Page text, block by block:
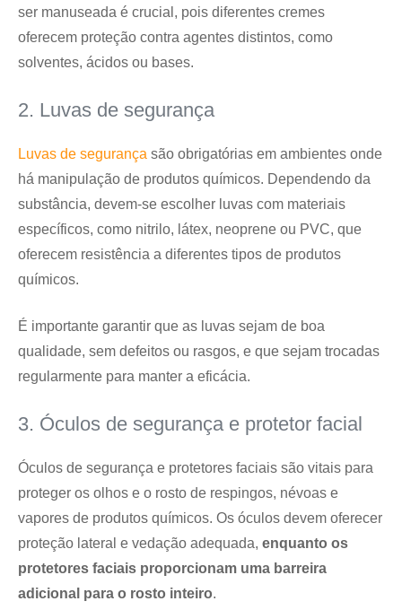
ser manuseada é crucial, pois diferentes cremes
oferecem proteção contra agentes distintos, como
solventes, ácidos ou bases.
2. Luvas de segurança
Luvas de segurança são obrigatórias em ambientes onde
há manipulação de produtos químicos. Dependendo da
substância, devem-se escolher luvas com materiais
específicos, como nitrilo, látex, neoprene ou PVC, que
oferecem resistência a diferentes tipos de produtos
químicos.
É importante garantir que as luvas sejam de boa
qualidade, sem defeitos ou rasgos, e que sejam trocadas
regularmente para manter a eficácia.
3. Óculos de segurança e protetor facial
Óculos de segurança e protetores faciais são vitais para
proteger os olhos e o rosto de respingos, névoas e
vapores de produtos químicos. Os óculos devem oferecer
proteção lateral e vedação adequada, enquanto os
protetores faciais proporcionam uma barreira
adicional para o rosto inteiro.